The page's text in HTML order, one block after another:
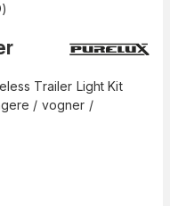
Trailer Light Kit
/ vogner /